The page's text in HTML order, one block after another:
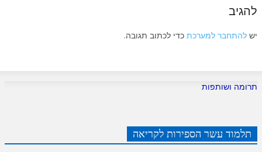
להגיב
יש להתחבר למערכת כדי לכתוב תגובה.
תרומה ושותפות
תלמוד עשר הספירות לקריאה